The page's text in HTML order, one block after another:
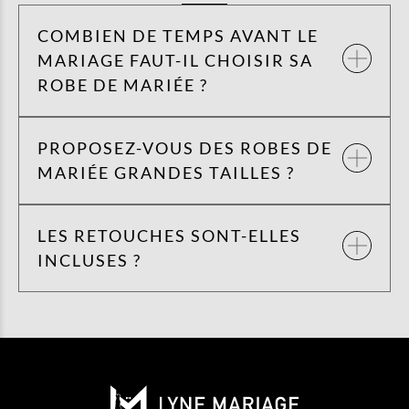
COMBIEN DE TEMPS AVANT LE
MARIAGE FAUT-IL CHOISIR SA
ROBE DE MARIÉE ?
PROPOSEZ-VOUS DES ROBES DE
MARIÉE GRANDES TAILLES ?
LES RETOUCHES SONT-ELLES
INCLUSES ?